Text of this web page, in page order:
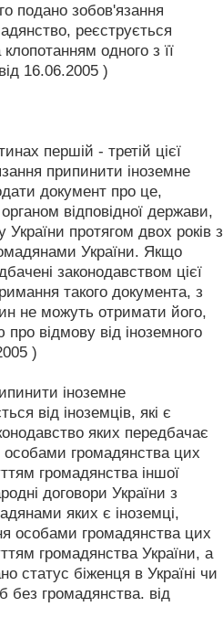
подано зобов'язання
реєструється
одного з її
16.06.2005 )
першій - третій цієї
припинити іноземне
документ про це,
відповідної держави,
протягом двох років з
України. Якщо
законодавством цієї
такого документа, з
не можуть отримати його,
відмову від іноземного
)
іноземне
від іноземців, які є
яких передбачає
громадянства цих
громадянства іншої
договори України з
яких є іноземці,
особами громадянства цих
громадянства України, а
статус біженця в Україні чи
без громадянства. від